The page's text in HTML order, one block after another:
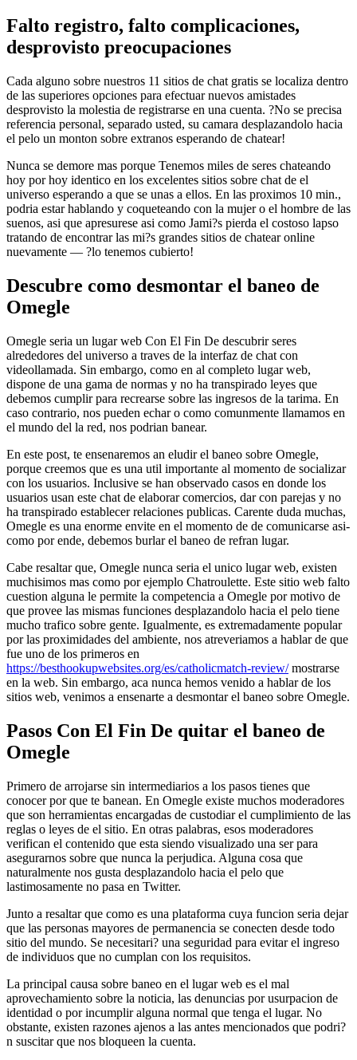
Falto registro, falto complicaciones,
desprovisto preocupaciones
Cada alguno sobre nuestros 11 sitios de chat gratis se localiza dentro
de las superiores opciones para efectuar nuevos amistades
desprovisto la molestia de registrarse en una cuenta. ?No se precisa
referencia personal, separado usted, su camara desplazandolo hacia
el pelo un monton sobre extranos esperando de chatear!
Nunca se demore mas porque Tenemos miles de seres chateando
hoy por hoy identico en los excelentes sitios sobre chat de el
universo esperando a que se unas a ellos. En las proximos 10 min.,
podria estar hablando y coqueteando con la mujer o el hombre de las
suenos, asi que apresurese asi­ como Jami?s pierda el costoso lapso
tratando de encontrar las mi?s grandes sitios de chatear online
nuevamente — ?lo tenemos cubierto!
Descubre como desmontar el baneo de
Omegle
Omegle seri­a un lugar web Con El Fin De descubrir seres
alrededores del universo a traves de la interfaz de chat con
videollamada. Sin embargo, como en al completo lugar web,
dispone de una gama de normas y no ha transpirado leyes que
debemos cumplir para recrearse sobre las ingresos de la tarima. En
caso contrario, nos pueden echar o como comunmente llamamos en
el mundo del la red, nos podri­an banear.
En este post, te ensenaremos an eludir el baneo sobre Omegle,
porque creemos que es una util importante al momento de socializar
con los usuarios. Inclusive se han observado casos en donde los
usuarios usan este chat de elaborar comercios, dar con parejas y no
ha transpirado establecer relaciones publicas. Carente duda muchas,
Omegle es una enorme envite en el momento de de comunicarse asi­
como por ende, debemos burlar el baneo de refran lugar.
Cabe resaltar que, Omegle nunca seri­a el unico lugar web, existen
muchisimos mas como por ejemplo Chatroulette. Este sitio web falto
cuestion alguna le permite la competencia a Omegle por motivo de
que provee las mismas funciones desplazandolo hacia el pelo tiene
mucho trafico sobre gente. Igualmente, es extremadamente popular
por las proximidades del ambiente, nos atreveriamos a hablar de que
fue uno de los primeros en
https://besthookupwebsites.org/es/catholicmatch-review/mostrarse
en la web. Sin embargo, aca nunca hemos venido a hablar de los
sitios web, venimos a ensenarte a desmontar el baneo sobre Omegle.
Pasos Con El Fin De quitar el baneo de
Omegle
Primero de arrojarse sin intermediarios a los pasos tienes que
conocer por que te banean. En Omegle existe muchos moderadores
que son herramientas encargadas de custodiar el cumplimiento de las
reglas o leyes de el sitio. En otras palabras, esos moderadores
verifican el contenido que esta siendo visualizado una ser para
asegurarnos sobre que nunca la perjudica. Alguna cosa que
naturalmente nos gusta desplazandolo hacia el pelo que
lastimosamente no pasa en Twitter.
Junto a resaltar que como es una plataforma cuya funcion seri­a dejar
que las personas mayores de permanencia se conecten desde todo
sitio del mundo. Se necesitari? una seguridad para evitar el ingreso
de individuos que no cumplan con los requisitos.
La principal causa sobre baneo en el lugar web es el mal
aprovechamiento sobre la noticia, las denuncias por usurpacion de
identidad o por incumplir alguna normal que tenga el lugar. No
obstante, existen razones ajenos a las antes mencionados que podri?
n suscitar que nos bloqueen la cuenta.